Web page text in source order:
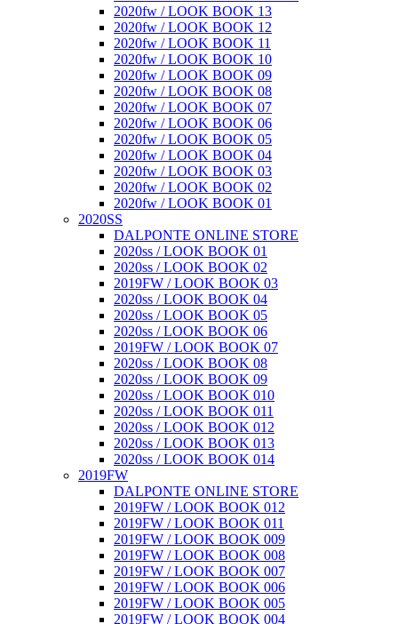
2020fw / LOOK BOOK 13
2020fw / LOOK BOOK 12
2020fw / LOOK BOOK 11
2020fw / LOOK BOOK 10
2020fw / LOOK BOOK 09
2020fw / LOOK BOOK 08
2020fw / LOOK BOOK 07
2020fw / LOOK BOOK 06
2020fw / LOOK BOOK 05
2020fw / LOOK BOOK 04
2020fw / LOOK BOOK 03
2020fw / LOOK BOOK 02
2020fw / LOOK BOOK 01
2020SS
DALPONTE ONLINE STORE
2020ss / LOOK BOOK 01
2020ss / LOOK BOOK 02
2019FW / LOOK BOOK 03
2020ss / LOOK BOOK 04
2020ss / LOOK BOOK 05
2020ss / LOOK BOOK 06
2019FW / LOOK BOOK 07
2020ss / LOOK BOOK 08
2020ss / LOOK BOOK 09
2020ss / LOOK BOOK 010
2020ss / LOOK BOOK 011
2020ss / LOOK BOOK 012
2020ss / LOOK BOOK 013
2020ss / LOOK BOOK 014
2019FW
DALPONTE ONLINE STORE
2019FW / LOOK BOOK 012
2019FW / LOOK BOOK 011
2019FW / LOOK BOOK 009
2019FW / LOOK BOOK 008
2019FW / LOOK BOOK 007
2019FW / LOOK BOOK 006
2019FW / LOOK BOOK 005
2019FW / LOOK BOOK 004